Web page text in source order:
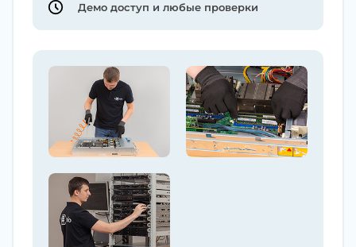
Демо доступ и любые проверки